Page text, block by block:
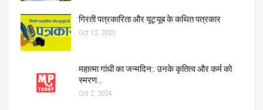
गिरती पत्रकारिता और यूट्यूब के कथित पत्रकार
Oct 12, 2025
महात्मा गांधी का जन्मदिन:: उनके कृतित्व और कर्म को
स्मरण…
Oct 2, 2024